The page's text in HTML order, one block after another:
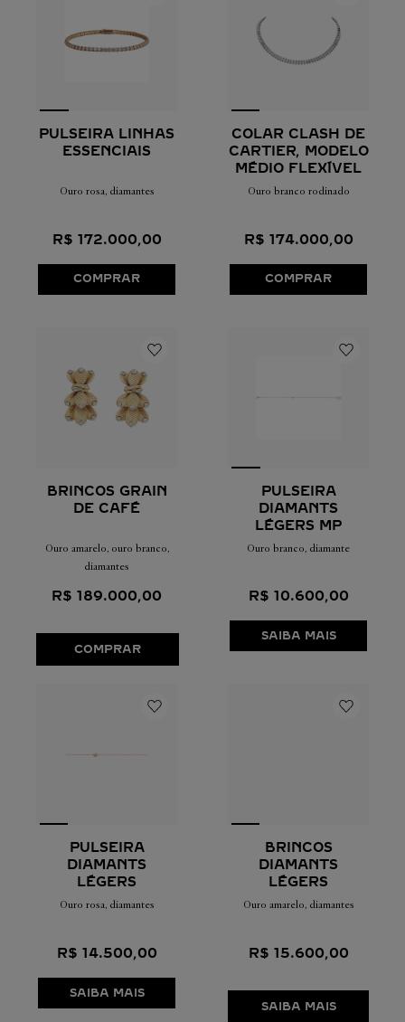
PULSEIRA LINHAS
ESSENCIAIS
Ouro rosa, diamantes
R$ 172.000,00
COMPRAR
COLAR CLASH DE
CARTIER, MODELO
MÉDIO FLEXÍVEL
Ouro branco rodinado
R$ 174.000,00
COMPRAR
BRINCOS GRAIN
DE CAFÉ
Ouro amarelo, ouro branco,
diamantes
R$ 189.000,00
COMPRAR
PULSEIRA
DIAMANTS
LÉGERS MP
Ouro branco, diamante
R$ 10.600,00
SAIBA MAIS
PULSEIRA
DIAMANTS
LÉGERS
Ouro rosa, diamantes
R$ 14.500,00
SAIBA MAIS
BRINCOS
DIAMANTS
LÉGERS
Ouro amarelo, diamantes
R$ 15.600,00
SAIBA MAIS